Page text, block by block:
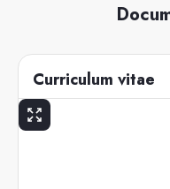
Curriculum vitae